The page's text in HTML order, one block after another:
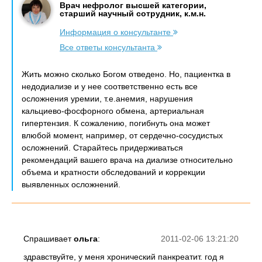
Врач нефролог высшей категории,
старший научный сотрудник, к.м.н.
Информация о консультанте
Все ответы консультанта
Жить можно сколько Богом отведено. Но, пациентка в
недодиализе и у нее соответственно есть все
осложнения уремии, т.е.анемия, нарушения
кальциево-фосфорного обмена, артериальная
гипертензия. К сожалению, погибнуть она может
влюбой момент, например, от сердечно-сосудистых
осложнений. Старайтесь придерживаться
рекомендаций вашего врача на диализе относительно
объема и кратности обследований и коррекции
выявленных осложнений.
2011-02-06 13:21:20
Спрашиваетольга:
здравствуйте, у меня хронический панкреатит. год я